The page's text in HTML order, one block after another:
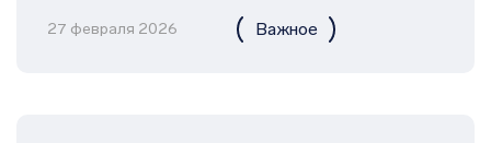
27 февраля 2026 Важное